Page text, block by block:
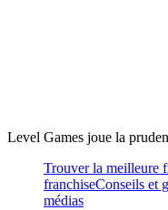
Level Games joue la
Trouver la meilleure
franchiseConseils et
médias